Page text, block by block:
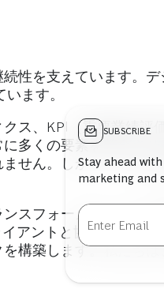
SUBSCRIBE
Stay ahead
marketing and
性を支えています。デ
ます。
ス、KPI（重要業績評価
多くの要素を整合させ
せん。しかし、それは
スフォーメーションに
アントと協働し、目指
構築します。私たちは